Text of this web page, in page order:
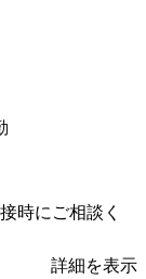
時にご相談く
詳細を表示